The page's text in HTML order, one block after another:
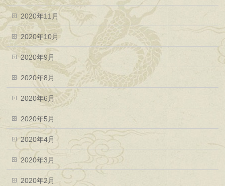
2020年11月
2020年10月
2020年9月
2020年8月
2020年6月
2020年5月
2020年4月
2020年3月
2020年2月